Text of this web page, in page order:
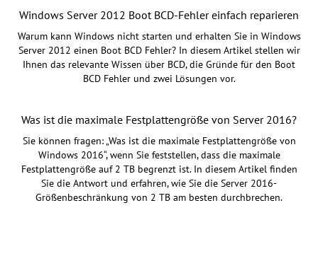
Windows Server 2012 Boot BCD-Fehler einfach reparieren
Warum kann Windows nicht starten und erhalten Sie in Windows
Server 2012 einen Boot BCD Fehler? In diesem Artikel stellen wir
Ihnen das relevante Wissen über BCD, die Gründe für den Boot
BCD Fehler und zwei Lösungen vor.
Was ist die maximale Festplattengröße von Server 2016?
Sie können fragen: „Was ist die maximale Festplattengröße von
Windows 2016“, wenn Sie feststellen, dass die maximale
Festplattengröße auf 2 TB begrenzt ist. In diesem Artikel finden
Sie die Antwort und erfahren, wie Sie die Server 2016-
Größenbeschränkung von 2 TB am besten durchbrechen.